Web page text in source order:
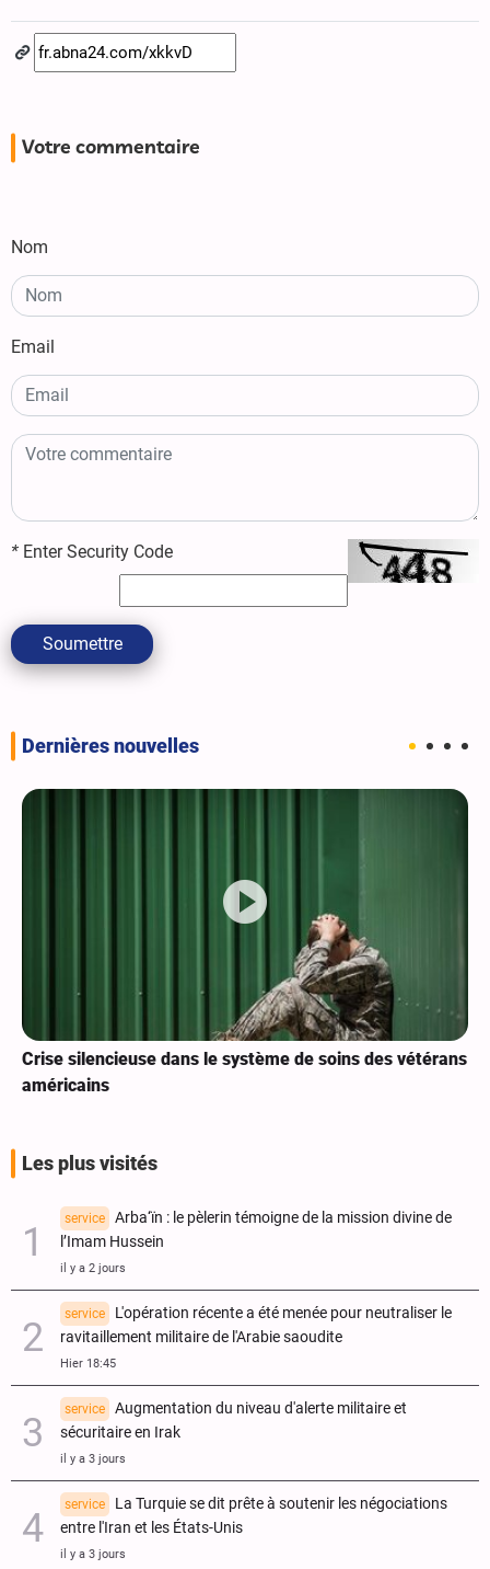
Votre commentaire
Nom
Email
* Enter Security Code
Soumettre
Dernières nouvelles
Crise silencieuse dans le système de soins des vétérans
américains
Les plus visités
service
Arba‘ïn : le pèlerin témoigne de la mission divine de
l’Imam Hussein
il y a 2 jours
service
L'opération récente a été menée pour neutraliser le
ravitaillement militaire de l'Arabie saoudite
Hier 18:45
service
Augmentation du niveau d'alerte militaire et
sécuritaire en Irak
il y a 3 jours
service
La Turquie se dit prête à soutenir les négociations
entre l'Iran et les États-Unis
il y a 3 jours